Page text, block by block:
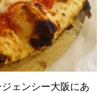
ェンシー大阪にあ